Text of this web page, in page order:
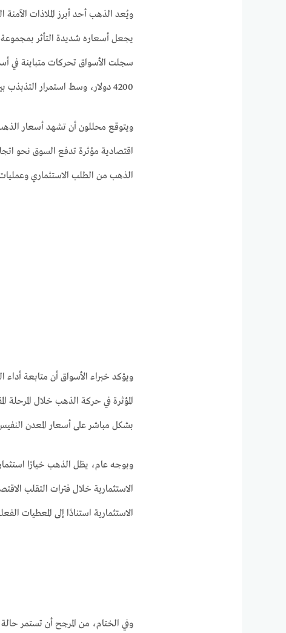
ويُعد الذهب أحد أبرز الملاذات الآمنة
يجعل أسعاره شديدة التأثر بمجموعة
سجلت الأسواق تحركات متباينة في
4200 دولار، وسط استمرار التذبذب بين الارتفاع والانخفاض.
ويتوقع محللون أن تشهد أسعار
اقتصادية مؤثرة تدفع السوق نحو
الذهب من الطلب الاستثماري وعمليات
ويؤكد خبراء الأسواق أن متابعة أداء
المؤثرة في حركة الذهب خلال
بشكل مباشر على أسعار المعدن
وبوجه عام، يظل الذهب خيارًا
الاستثمارية خلال فترات التقلب
الاستثمارية استنادًا إلى المعطيات
وفي الختام، من المرجح أن تستمر